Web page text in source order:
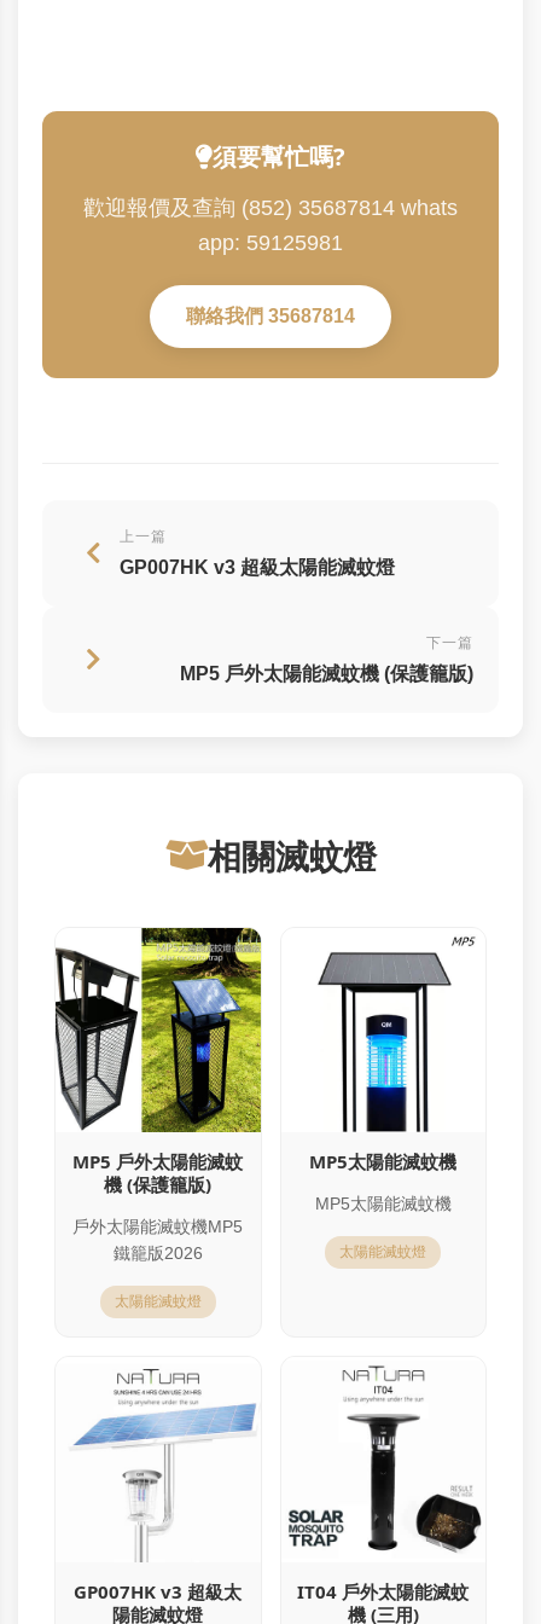
須要幫忙嗎?
歡迎報價及查詢 (852) 35687814 whats
app: 59125981
聯絡我們 35687814
上一篇
GP007HK v3 超級太陽能滅蚊燈
下一篇
MP5 戶外太陽能滅蚊機 (保護籠版)
相關滅蚊燈
MP5 戶外太陽能滅蚊
機 (保護籠版)
戶外太陽能滅蚊機MP5
鐵籠版2026
太陽能滅蚊燈
MP5太陽能滅蚊機
MP5太陽能滅蚊機
太陽能滅蚊燈
GP007HK v3 超級太
陽能滅蚊燈
IT04 戶外太陽能滅蚊
機 (三用)